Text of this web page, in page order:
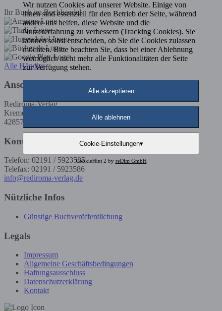
Ihr Buch im Buchhandel
Alle Händler
Anschrift
Rediroma-Verlag
Kremenholler Str. 53
42857 Remscheid
Kontakt
Telefon: 02191 / 5923585
Telefax: 02191 / 5923586
info@rediroma-verlag.de
Nützliche Infos
Günstige Buchveröffentlichung
Legals
Impressum
Allgemeine Geschäftsbedingungen
Haftungsausschluss
Datenschutzerklärung
Kontakt
Wir nutzen Cookies auf unserer Website. Einige von
ihnen sind essenziell für den Betrieb der Seite, während
andere uns helfen, diese Website und die
Nutzererfahrung zu verbessern (Tracking Cookies). Sie
können selbst entscheiden, ob Sie die Cookies zulassen
möchten. Bitte beachten Sie, dass bei einer Ablehnung
womöglich nicht mehr alle Funktionalitäten der Seite
zur Verfügung stehen.
Alle akzeptieren
Alle ablehnen
Cookie-Einstellungen▾
CookieHint 2 by reDim GmbH